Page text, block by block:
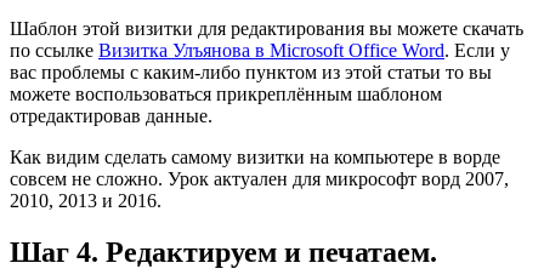
Шаблон этой визитки для редактирования вы можете скачать
по ссылке Визитка Улъянова в Microsoft Office Word. Если у
вас проблемы с каким-либо пунктом из этой статьи то вы
можете воспользоваться прикреплённым шаблоном
отредактировав данные.
Как видим сделать самому визитки на компьютере в ворде
совсем не сложно. Урок актуален для микрософт ворд 2007,
2010, 2013 и 2016.
Шаг 4. Редактируем и печатаем.